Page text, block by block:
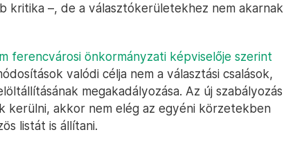
kritika –, de a választókerületekhez nem akarnak
ferencvárosi önkormányzati képviselője szerint
valódi célja nem a választási csalások,
megakadályozása. Az új szabályozás
kerülni, akkor nem elég az egyéni körzetekben
listát is állítani.